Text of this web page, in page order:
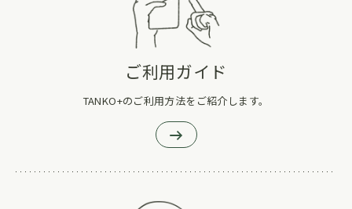
ご利用ガイド
TANKO+のご利用方法をご紹介します。